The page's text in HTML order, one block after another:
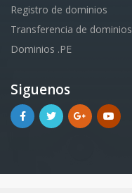
Registro de dominios
Transferencia de dominios
Dominios .PE
Siguenos